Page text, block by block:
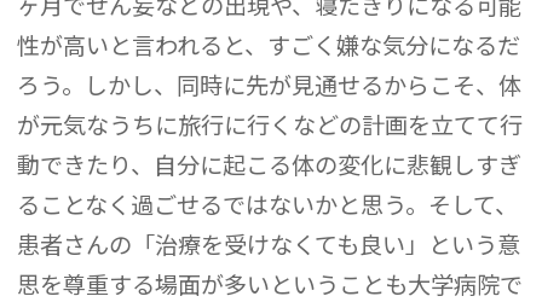
性が高いと言われると、すごく嫌な気分になるだ
ろう。しかし、同時に先が見通せるからこそ、体
が元気なうちに旅行に行くなどの計画を立てて行
動できたり、自分に起こる体の変化に悲観しすぎ
ることなく過ごせるではないかと思う。そして、
患者さんの「治療を受けなくても良い」という意
思を尊重する場面が多いということも大学病院で